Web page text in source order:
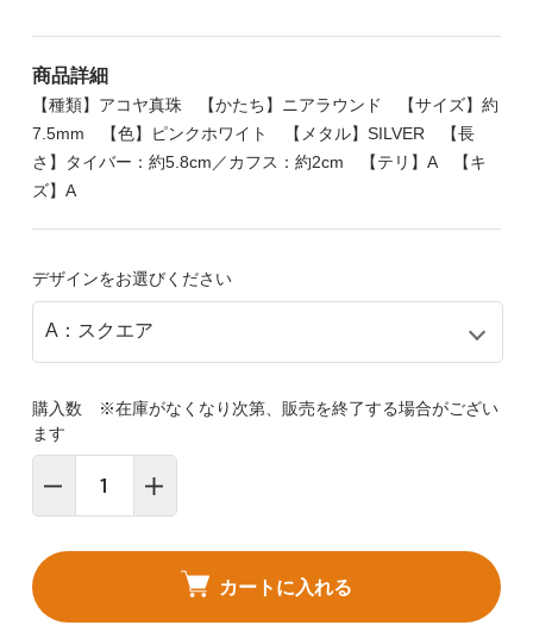
商品詳細
【種類】アコヤ真珠 【かたち】ニアラウンド 【サイズ】約
7.5mm 【色】ピンクホワイト 【メタル】SILVER 【長
さ】タイバー：約5.8cm／カフス：約2cm 【テリ】A 【キ
ズ】A
デザインをお選びください
購入数 ※在庫がなくなり次第、販売を終了する場合がござい
ます
カートに入れる